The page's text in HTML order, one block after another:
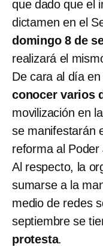
que dado que el
dictamen en el
domingo 8 de
realizará el
De cara al día
conocer varios
movilización en
se manifestarán
reforma al Poder
Al respecto, la
sumarse a la
medio de redes
septiembre se
protesta.